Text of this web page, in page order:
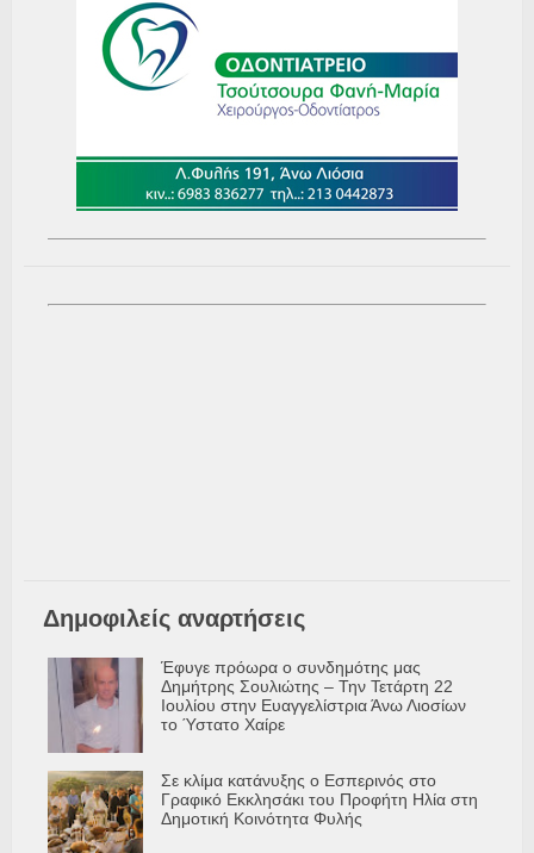
Δημοφιλείς αναρτήσεις
Έφυγε πρόωρα ο συνδημότης μας
Δημήτρης Σουλιώτης – Την Τετάρτη 22
Ιουλίου στην Ευαγγελίστρια Άνω Λιοσίων
το Ύστατο Χαίρε
Σε κλίμα κατάνυξης ο Εσπερινός στο
Γραφικό Εκκλησάκι του Προφήτη Ηλία στη
Δημοτική Κοινότητα Φυλής